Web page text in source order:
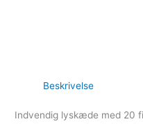
Beskrivelse
Indvendig lyskæde med 20